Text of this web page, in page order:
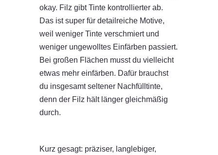
okay. Filz gibt Tinte kontrollierter ab.
Das ist super für detailreiche Motive,
weil weniger Tinte verschmiert und
weniger ungewolltes Einfärben passiert.
Bei großen Flächen musst du vielleicht
etwas mehr einfärben. Dafür brauchst
du insgesamt seltener Nachfülltinte,
denn der Filz hält länger gleichmäßig
durch.
Kurz gesagt: präziser, langlebiger,